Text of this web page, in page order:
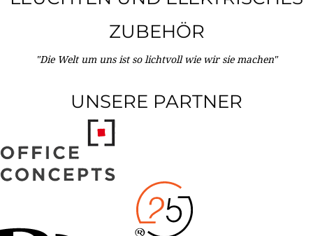
ZUBEHÖR
"Die Welt um uns ist so lichtvoll wie wir sie machen"
UNSERE PARTNER